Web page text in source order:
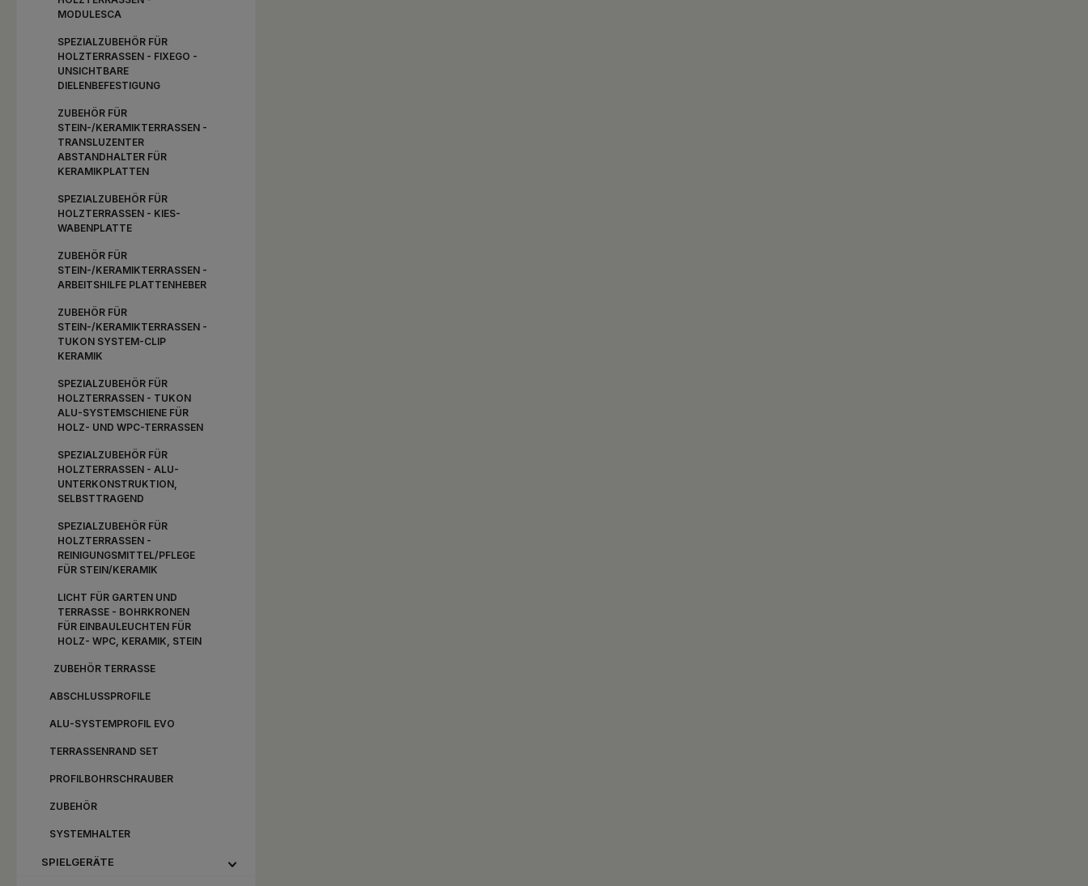
MODULESCA
SPEZIALZUBEHÖR FÜR
HOLZTERRASSEN - FIXEGO -
UNSICHTBARE
DIELENBEFESTIGUNG
ZUBEHÖR FÜR
STEIN-/KERAMIKTERRASSEN -
TRANSLUZENTER
ABSTANDHALTER FÜR
KERAMIKPLATTEN
SPEZIALZUBEHÖR FÜR
HOLZTERRASSEN - KIES-
WABENPLATTE
ZUBEHÖR FÜR
STEIN-/KERAMIKTERRASSEN -
ARBEITSHILFE PLATTENHEBER
ZUBEHÖR FÜR
STEIN-/KERAMIKTERRASSEN -
TUKON SYSTEM-CLIP
KERAMIK
SPEZIALZUBEHÖR FÜR
HOLZTERRASSEN - TUKON
ALU-SYSTEMSCHIENE FÜR
HOLZ- UND WPC-TERRASSEN
SPEZIALZUBEHÖR FÜR
HOLZTERRASSEN - ALU-
UNTERKONSTRUKTION,
SELBSTTRAGEND
SPEZIALZUBEHÖR FÜR
HOLZTERRASSEN -
REINIGUNGSMITTEL/PFLEGE
FÜR STEIN/KERAMIK
LICHT FÜR GARTEN UND
TERRASSE - BOHRKRONEN
FÜR EINBAULEUCHTEN FÜR
HOLZ- WPC, KERAMIK, STEIN
ZUBEHÖR TERRASSE
ABSCHLUSSPROFILE
ALU-SYSTEMPROFIL EVO
TERRASSENRAND SET
PROFILBOHRSCHRAUBER
ZUBEHÖR
SYSTEMHALTER
SPIELGERÄTE